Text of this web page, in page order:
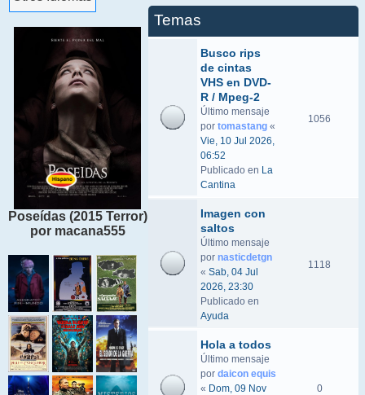
Poseídas (2015 Terror)
por macana555
Temas
Busco rips
de cintas
VHS en DVD-
R / Mpeg-2
Último mensaje
por tomastang «
Vie, 10 Jul 2026,
06:52
Publicado en La
Cantina
1056
Imagen con
saltos
Último mensaje
por nasticdetgn
« Sab, 04 Jul
2026, 23:30
Publicado en
Ayuda
1118
Hola a todos
Último mensaje
por daicon equis
« Dom, 09 Nov
0